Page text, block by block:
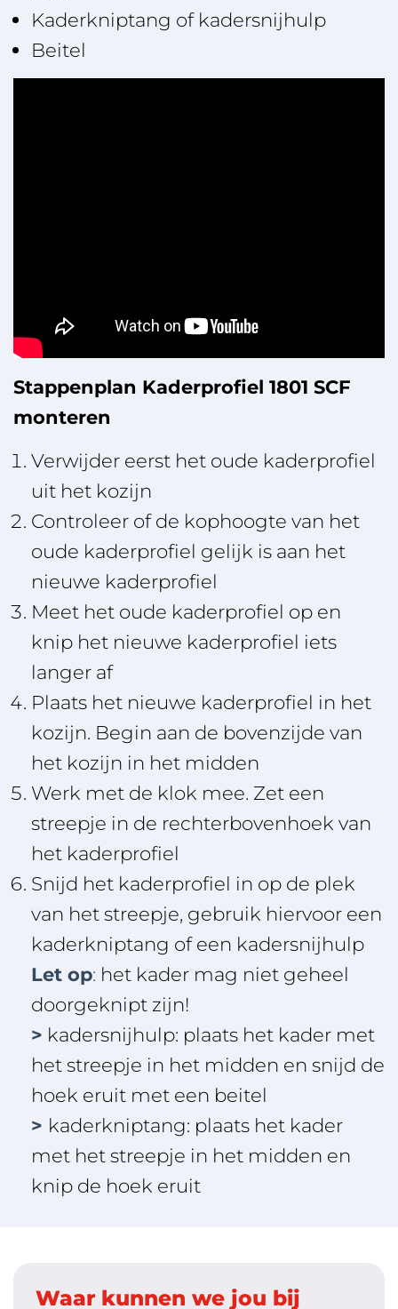
Kaderkniptang of kadersnijhulp
Beitel
Stappenplan Kaderprofiel 1801 SCF
monteren
Verwijder eerst het oude kaderprofiel
uit het kozijn
Controleer of de kophoogte van het
oude kaderprofiel gelijk is aan het
nieuwe kaderprofiel
Meet het oude kaderprofiel op en
knip het nieuwe kaderprofiel iets
langer af
Plaats het nieuwe kaderprofiel in het
kozijn. Begin aan de bovenzijde van
het kozijn in het midden
Werk met de klok mee. Zet een
streepje in de rechterbovenhoek van
het kaderprofiel
Snijd het kaderprofiel in op de plek
van het streepje, gebruik hiervoor een
kaderkniptang of een kadersnijhulp
Let op: het kader mag niet geheel
doorgeknipt zijn!
> kadersnijhulp: plaats het kader met
het streepje in het midden en snijd de
hoek eruit met een beitel
> kaderkniptang: plaats het kader
met het streepje in het midden en
knip de hoek eruit
Waar kunnen we jou bij